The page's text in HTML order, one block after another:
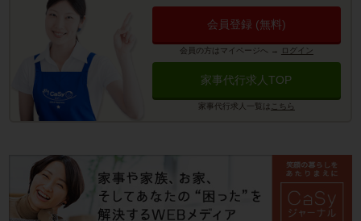
会員登録 (無料)
会員の方はマイページへ → ログイン
家事代行求人TOP
家事代行求人一覧は こちら